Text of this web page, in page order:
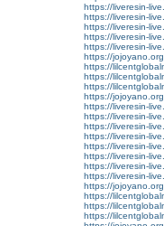
https://liveresin-
https://liveresin-
https://liveresin-
https://liveresin-
https://liveresin-
https://
https://
https://
https://
https://
https://liveresin-
https://liveresin-
https://liveresin-
https://liveresin-
https://liveresin-
https://liveresin-
https://liveresin-
https://liveresin-
https://
https://
https://
https://